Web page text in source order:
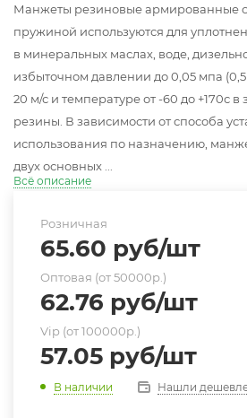
Манжеты резиновые армированные
пружиной используются для
в минеральных маслах, воде,
избыточном давлении до 0,05 мпа (0,5
20 м/с и температуре от -60 до +170с
резины. В зависимости от способа
использования по назначению,
двух основных ...
Всё описание
Розничная
65.60 руб/шт
Оптовая (от 50000р.)
62.76 руб/шт
Vip (от 100000р.)
57.05 руб/шт
В наличии Нашли